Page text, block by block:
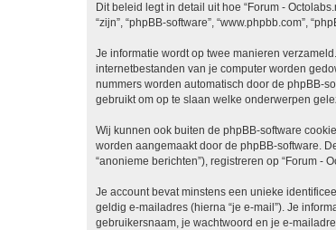
Dit beleid legt in detail uit hoe “Forum -
“zijn”, “phpBB-software”, “www.phpbb.com”,
Je informatie wordt op twee manieren
internetbestanden van je computer worden
nummers worden automatisch door de phpBB-
gebruikt om op te slaan welke onderwerpen
Wij kunnen ook buiten de phpBB-software
worden aangemaakt door de phpBB-software.
“anonieme berichten”), registreren op “Forum -
Je account bevat minstens een unieke
geldig e-mailadres (hierna “je e-mail”). Je
gebruikersnaam, je wachtwoord en je e-